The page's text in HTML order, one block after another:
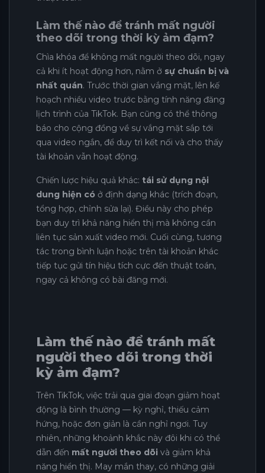
Làm thế nào để tránh mất người
theo dõi trong thời kỳ ảm đạm?
Chìa khóa để không mất người theo dõi, ngay
cả khi ít hoạt động hơn, nằm ở sự chuẩn bị và
nhất quán. Trước thời gian vắng mặt, lên kế
hoạch nhiều video trước bằng tính năng đăng
lịch trình của TikTok. Bạn cũng có thể thông
báo cho cộng đồng về sự vắng mặt sắp tới
qua video ngắn, để duy trì kết nối và cho thấy
tài khoản vẫn hoạt động.
Chiến lược hiệu quả khác: tái sử dụng nội
dung hiện có ở định dạng khác (trích đoạn,
tổng hợp, chỉnh sửa lại). Điều này cho phép
bạn duy trì khả năng hiển thị mà không cần
liên tục sản xuất video mới. Cuối cùng, tương
tác trong bình luận hoặc trên tài khoản khác
tiếp tục gửi tín hiệu tích cực đến thuật toán,
ngay cả không có bài đăng mới.
Làm thế nào để tránh mất
người theo dõi trong thời
kỳ ảm đạm?
Trên TikTok, việc trải qua giai đoạn giảm hoạt
động là bình thường — kỳ nghỉ, thiếu cảm
hứng, hoặc đơn giản là cần nghỉ ngơi. Tuy
nhiên, những khoảnh khắc này đôi khi có thể
dẫn đến mất người theo dõi và giảm khả
năng hiển thị. May mắn thay, có những giải